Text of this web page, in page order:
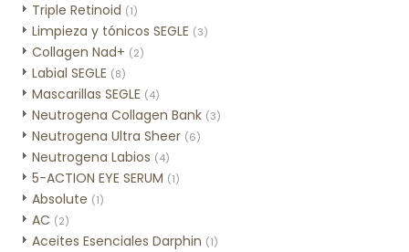
Triple Retinoid (1)
Limpieza y tónicos SEGLE (3)
Collagen Nad+ (2)
Labial SEGLE (8)
Mascarillas SEGLE (4)
Neutrogena Collagen Bank (3)
Neutrogena Ultra Sheer (6)
Neutrogena Labios (4)
5-ACTION EYE SERUM (1)
Absolute (1)
AC (2)
Aceites Esenciales Darphin (1)